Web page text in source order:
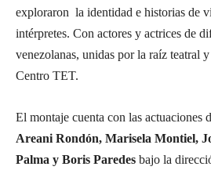
exploraron la identidad e historias de
intérpretes. Con actores y actrices de
venezolanas, unidas por la raíz teatral
Centro TET.
El montaje cuenta con las actuaciones
Areani Rondón, Marisela Montiel,
Palma y Boris Paredes bajo la